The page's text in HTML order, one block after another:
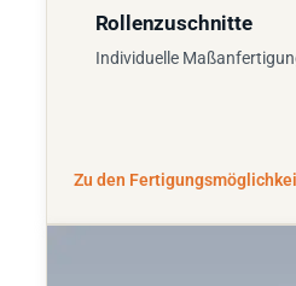
Rollenzuschnitte
Individuelle
Zu den